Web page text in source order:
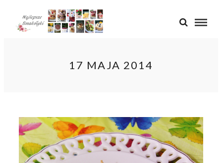
17 MAJA 2014